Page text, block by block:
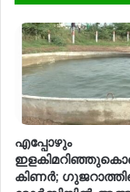
എപ്പോഴും
കിണര്‍;